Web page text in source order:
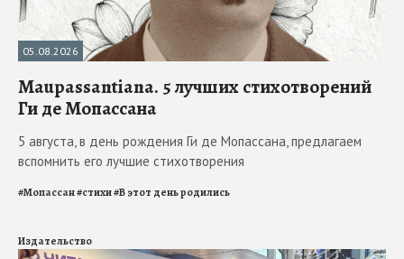
05.08.2026
Maupassantiana. 5 лучших стихотворений
Ги де Мопассана
5 августа, в день рождения Ги де Мопассана, предлагаем
вспомнить его лучшие стихотворения
#Мопассан#стихи#В этот день родились
Издательство